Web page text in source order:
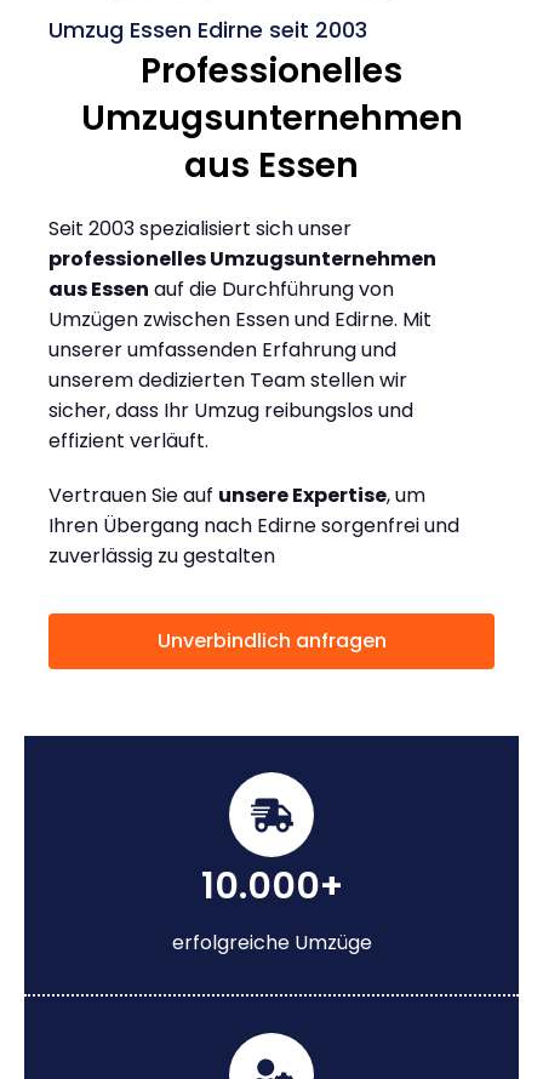
Umzug Essen Edirne seit 2003
Professionelles
Umzugsunternehmen
aus Essen
Seit 2003 spezialisiert sich unser
professionelles Umzugsunternehmen
aus Essen auf die Durchführung von
Umzügen zwischen Essen und Edirne. Mit
unserer umfassenden Erfahrung und
unserem dedizierten Team stellen wir
sicher, dass Ihr Umzug reibungslos und
effizient verläuft.
Vertrauen Sie auf unsere Expertise, um
Ihren Übergang nach Edirne sorgenfrei und
zuverlässig zu gestalten
Unverbindlich anfragen
10.000+
erfolgreiche Umzüge